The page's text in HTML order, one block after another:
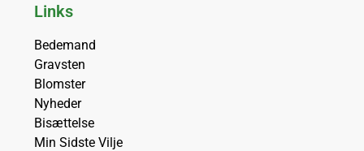
Links
Bedemand
Gravsten
Blomster
Nyheder
Bisættelse
Min Sidste Vilje